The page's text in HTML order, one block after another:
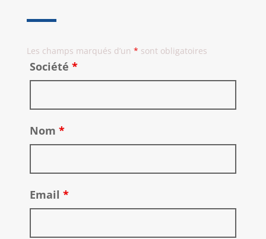
Les champs marqués d’un * sont obligatoires
Société *
Nom *
Email *